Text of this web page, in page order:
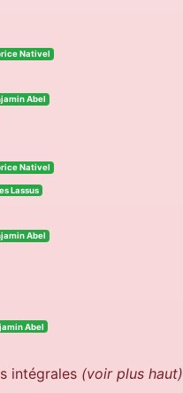
Nativel
Abel
Nativel
Lassus
Abel
Abel
intégrales (voir plus haut)